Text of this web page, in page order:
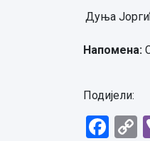
Дуња
Напомена:
Подијели: